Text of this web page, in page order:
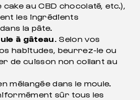
au CBD chocolaté, etc.),
les ingrédients
la pâte.
à gâteau. Selon vos
habitudes, beurrez-le ou
de cuisson non collant au
mélangée dans le moule.
sûr tous les